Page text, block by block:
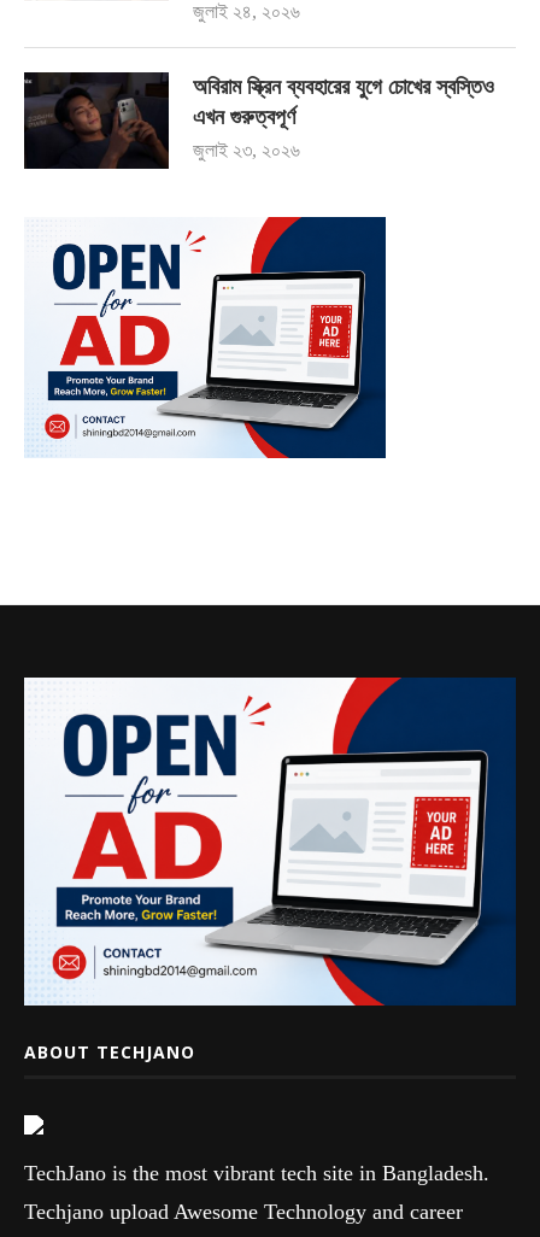
জুলাই ২৪, ২০২৬
অবিরাম স্ক্রিন ব্যবহারের যুগে চোখের স্বস্তিও
এখন গুরুত্বপূর্ণ
জুলাই ২৩, ২০২৬
ABOUT TECHJANO
TechJano is the most vibrant tech site in Bangladesh.
Techjano upload Awesome Technology and career